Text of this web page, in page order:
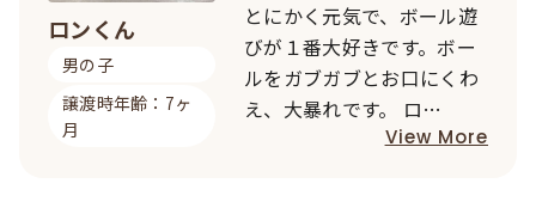
ロンくん
男の子
譲渡時年齢：7ヶ
月
とにかく元気で、ボール遊
びが１番大好きです。ボー
ルをガブガブとお口にくわ
え、大暴れです。 ロ…
View More